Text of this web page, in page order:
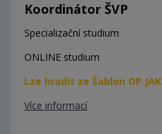
Koordinátor ŠVP
Specializační studium
ONLINE studium
Lze hradit ze Šablon OP JAK
Více informací